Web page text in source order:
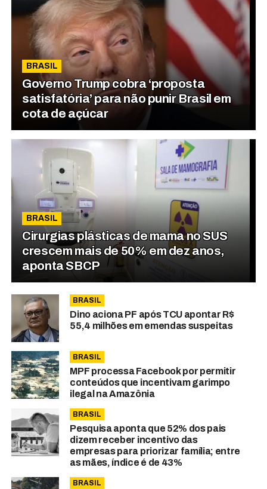
BRASIL
Governo Trump cobra ‘proposta
satisfatória’ para não punir Brasil em
cota de açúcar
BRASIL
Cirurgias plásticas de mama no SUS
crescem mais de 50% em dez anos,
aponta SBCP
BRASIL
Dino aciona PF após TCU apontar R$
55,4 milhões em emendas suspeitas
BRASIL
MPF processa Facebook por permitir
conteúdos que incentivam garimpo
ilegal na Amazônia
BRASIL
Pesquisa aponta que 52% dos pais
dizem receber incentivo das
empresas para priorizar família; entre
as mães, índice é de 43%
BRASIL